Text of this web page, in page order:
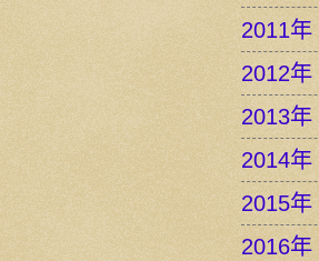
2011年
2012年
2013年
2014年
2015年
2016年